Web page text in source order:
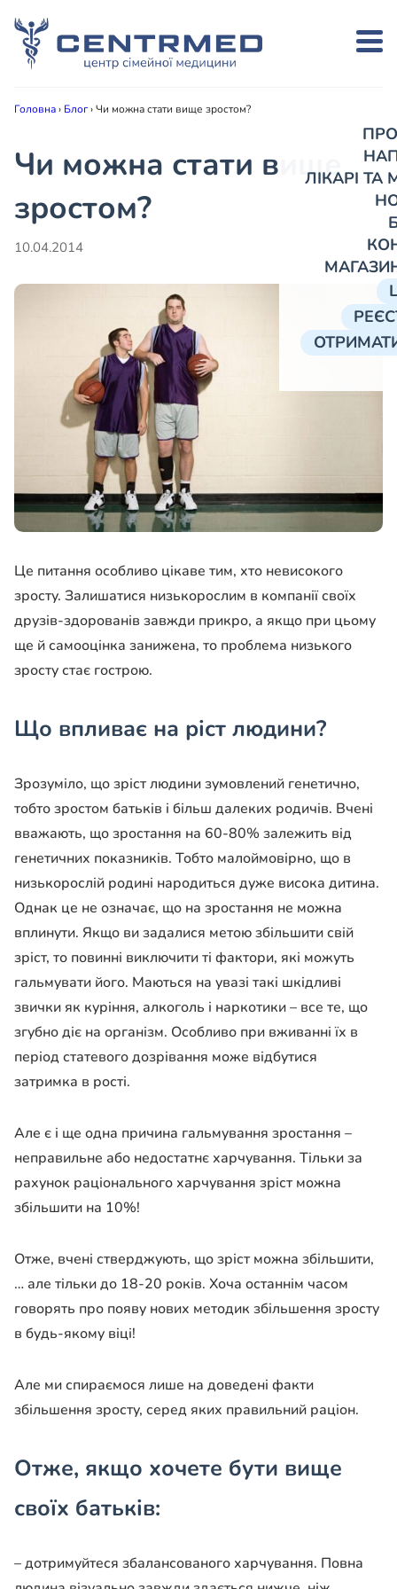
ЛІКАРІ
Головна› Блог›Чи можна стати вище зростом?
Чи можна стати вище
зростом?
10.04.2014
Це питання особливо цікаве тим, хто невисокого
зросту. Залишатися низькорослим в компанії своїх
друзів-здорованів завжди прикро, а якщо при цьому
ще й самооцінка занижена, то проблема низького
зросту стає гострою.
Що впливає на ріст людини?
Зрозуміло, що зріст людини зумовлений генетично,
тобто зростом батьків і більш далеких родичів. Вчені
вважають, що зростання на 60-80% залежить від
генетичних показників. Тобто малоймовірно, що в
низькорослій родині народиться дуже висока дитина.
Однак це не означає, що на зростання не можна
вплинути. Якщо ви задалися метою збільшити свій
зріст, то повинні виключити ті фактори, які можуть
гальмувати його. Маються на увазі такі шкідливі
звички як куріння, алкоголь і наркотики – все те, що
згубно діє на організм. Особливо при вживанні їх в
період статевого дозрівання може відбутися
затримка в рості.
Але є і ще одна причина гальмування зростання –
неправильне або недостатнє харчування. Тільки за
рахунок раціонального харчування зріст можна
збільшити на 10%!
Отже, вчені стверджують, що зріст можна збільшити,
… але тільки до 18-20 років. Хоча останнім часом
говорять про появу нових методик збільшення зросту
в будь-якому віці!
Але ми спираємося лише на доведені факти
збільшення зросту, серед яких правильний раціон.
Отже, якщо хочете бути вище
своїх батьків:
– дотримуйтеся збалансованого харчування. Повна